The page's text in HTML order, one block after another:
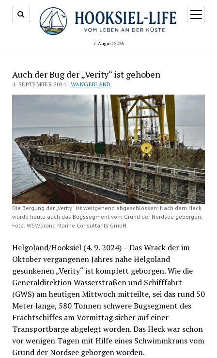
7. August 2026
Menü
öffnen
Auch der Bug der „Verity“ ist gehoben
4. SEPTEMBER 2024 |WANGERLAND
Die Bergung der „Verity“ ist weitgehend abgeschlossen: Nach dem Heck
wurde heute auch das Bugssegment vom Grund der Nordsee geborgen.
Foto: WSV/brand Marine Consultants GmbH.
Helgoland/Hooksiel (4. 9. 2024) – Das Wrack der im
Oktober vergangenen Jahres nahe Helgoland
gesunkenen „Verity“ ist komplett geborgen. Wie die
Generaldirektion Wasserstraßen und Schifffahrt
(GWS) am heutigen Mittwoch mitteilte, sei das rund 50
Meter lange, 580 Tonnen schwere Bugsegment des
Frachtschiffes am Vormittag sicher auf einer
Transportbarge abgelegt worden. Das Heck war schon
vor wenigen Tagen mit Hilfe eines Schwimmkrans vom
Grund der Nordsee geborgen worden.